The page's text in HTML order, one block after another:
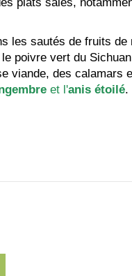
les sautés de fruits de
poivre vert du
viande, des calamars
et l'anis étoilé.